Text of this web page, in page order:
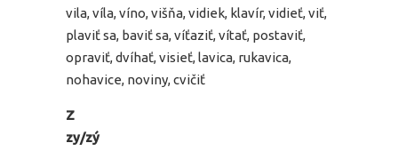
vila, víla, víno, višňa, vidiek, klavír, vidieť, viť,
plaviť sa, baviť sa, víťaziť, vítať, postaviť,
opraviť, dvíhať, visieť, lavica, rukavica,
nohavice, noviny, cvičiť
Z
zy/zý